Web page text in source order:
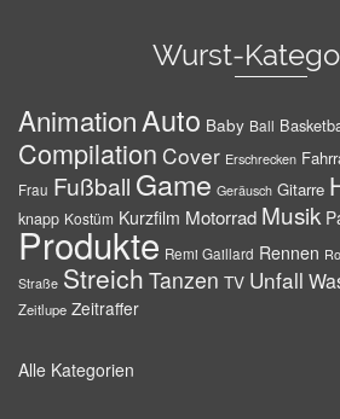
Wurst-
AnimationAuto Baby Ball
Compilation Cover Erschrecken
Frau Fußball Game Geräusch Gitarre
knapp Kostüm Kurzfilm Motorrad Musik
Produkte Remi Gaillard Rennen
Straße Streich Tanzen TV Unfall
Zeitlupe Zeitraffer
Alle Kategorien